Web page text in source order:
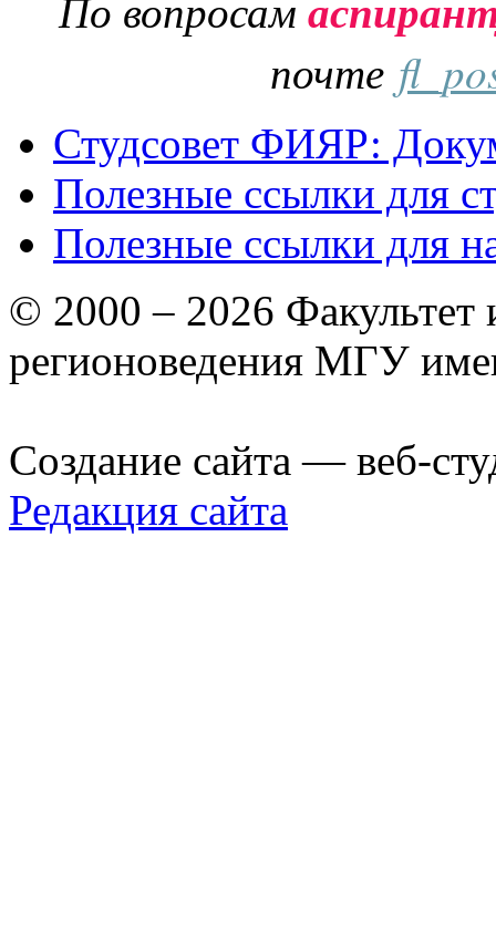
почте
Студсовет ФИЯР:
Полезные ссылки для
Полезные ссылки для
© 2000 – 2026 Факультет
регионоведения МГУ
Создание сайта — веб-
Редакция сайта